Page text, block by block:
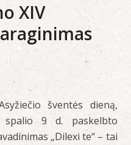
XIV
šventės dieną,
9 d. paskelbto
„Dilexi te“ – tai